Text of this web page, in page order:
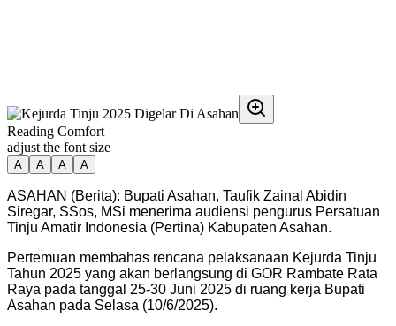
Reading Comfort
adjust the font size
A A A A
ASAHAN (Berita): Bupati Asahan, Taufik Zainal Abidin
Siregar, SSos, MSi menerima audiensi pengurus Persatuan
Tinju Amatir Indonesia (Pertina) Kabupaten Asahan.
Pertemuan membahas rencana pelaksanaan Kejurda Tinju
Tahun 2025 yang akan berlangsung di GOR Rambate Rata
Raya pada tanggal 25-30 Juni 2025 di ruang kerja Bupati
Asahan pada Selasa (10/6/2025).